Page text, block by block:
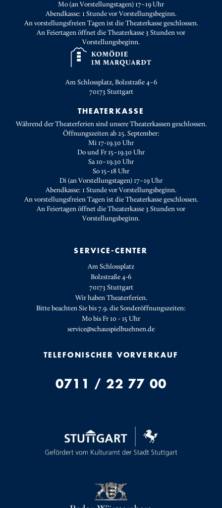
Mo (an Vorstellungstagen) 17–19 Uhr
Abendkasse: 1 Stunde vor Vorstellungsbeginn.
An vorstellungsfreien Tagen ist die Theaterkasse geschlossen.
An Feiertagen öffnet die Theaterkasse 3 Stunden vor
Vorstellungsbeginn.
Am Schlossplatz, Bolzstraße 4–6
70173 Stuttgart
THEATERKASSE
Während der Theaterferien sind unsere Theaterkassen geschlossen.
Öffnungszeiten ab 25. September:
Mi 17-19.30 Uhr
Do und Fr 15–19.30 Uhr
Sa 10–19.30 Uhr
So 15–18 Uhr
Di (an Vorstellungstagen) 17–19 Uhr
Abendkasse: 1 Stunde vor Vorstellungsbeginn.
An vorstellungsfreien Tagen ist die Theaterkasse geschlossen.
An Feiertagen öffnet die Theaterkasse 3 Stunden vor
Vorstellungsbeginn.
SERVICE-CENTER
Am Schlossplatz
Bolzstraße 4-6
70173 Stuttgart
Wir haben Theaterferien.
Bitte beachten Sie bis 7.9. die Sonderöffnungszeiten:
Mo bis Fr 10 - 15 Uhr
service@schauspielbuehnen.de
TELEFONISCHER VORVERKAUF
0711 / 22 77 00